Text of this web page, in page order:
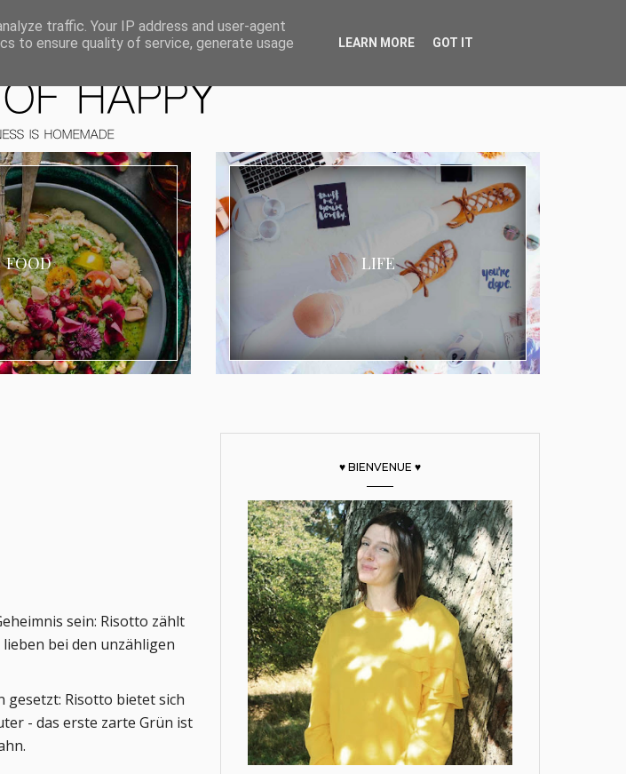
FOOD LIFE
sein: Risotto zählt
bei den unzähligen
gesetzt: Risotto bietet sich
- das erste zarte Grün ist
♥ BIENVENUE ♥
traffic. Your IP address and user-agent
to ensure quality of service, generate usage
LEARN MORE GOT IT